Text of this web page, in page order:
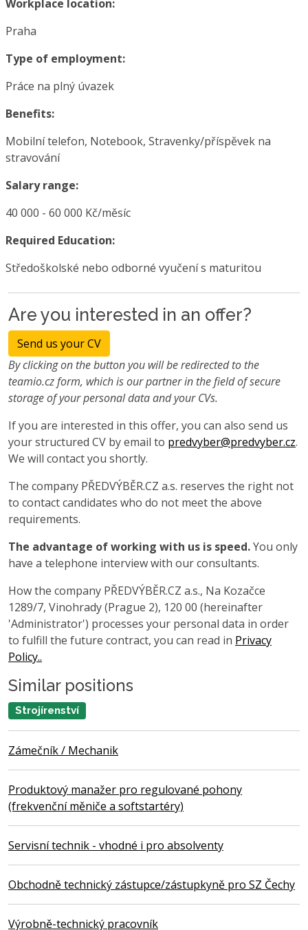
Workplace location:
Praha
Type of employment:
Práce na plný úvazek
Benefits:
Mobilní telefon, Notebook, Stravenky/příspěvek na
stravování
Salary range:
40 000 - 60 000 Kč/měsíc
Required Education:
Středoškolské nebo odborné vyučení s maturitou
Are you interested in an offer?
Send us your CV
By clicking on the button you will be redirected to the
teamio.cz form, which is our partner in the field of secure
storage of your personal data and your CVs.
If you are interested in this offer, you can also send us
your structured CV by email to predvyber@predvyber.cz.
We will contact you shortly.
The company PŘEDVÝBĚR.CZ a.s. reserves the right not
to contact candidates who do not meet the above
requirements.
The advantage of working with us is speed.You only
have a telephone interview with our consultants.
How the company PŘEDVÝBĚR.CZ a.s., Na Kozačce
1289/7, Vinohrady (Prague 2), 120 00 (hereinafter
'Administrator') processes your personal data in order
to fulfill the future contract, you can read in Privacy
Policy..
Similar positions
Strojírenství
Zámečník / Mechanik
Produktový manažer pro regulované pohony
(frekvenční měniče a softstartéry)
Servisní technik - vhodné i pro absolventy
Obchodně technický zástupce/zástupkyně pro SZ Čechy
Výrobně-technický pracovník